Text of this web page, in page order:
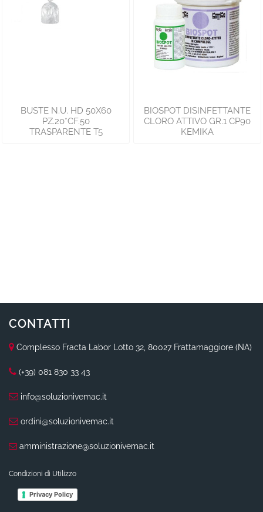
BUSTE N.U. HD 50X60
PZ.20*CF.50
TRASPARENTE T5
BIOSPOT DISINFETTANTE
CLORO ATTIVO GR.1 CP90
KEMIKA
CONTATTI
Complesso Fracta Labor Lotto 32, 80027 Frattamaggiore (NA)
(+39) 081 830 33 43
info@soluzionivemac.it
ordini@soluzionivemac.it
amministrazione@soluzionivemac.it
Condizioni di Utilizzo
Privacy Policy